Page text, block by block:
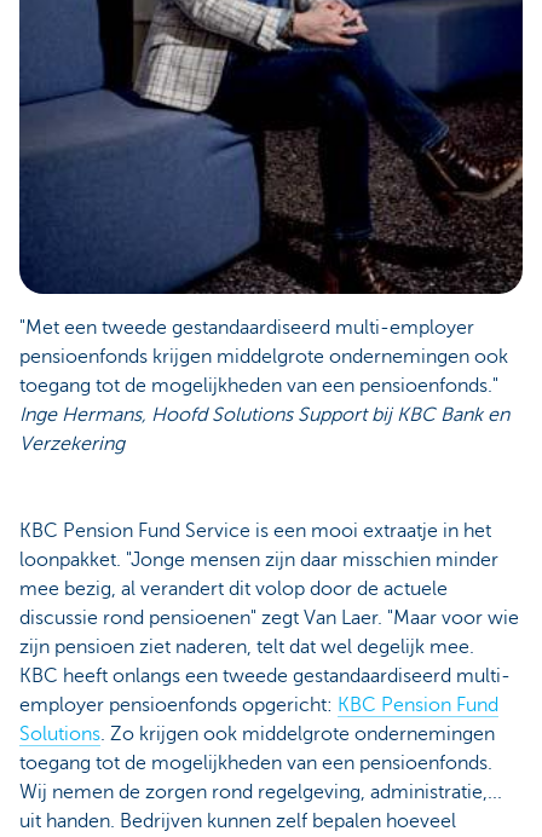
"Met een tweede gestandaardiseerd multi-employer
pensioenfonds krijgen middelgrote ondernemingen ook
toegang tot de mogelijkheden van een pensioenfonds."
Inge Hermans, Hoofd Solutions Support bij KBC Bank en
Verzekering
KBC Pension Fund Service is een mooi extraatje in het
loonpakket. "Jonge mensen zijn daar misschien minder
mee bezig, al verandert dit volop door de actuele
discussie rond pensioenen" zegt Van Laer. "Maar voor wie
zijn pensioen ziet naderen, telt dat wel degelijk mee.
KBC heeft onlangs een tweede gestandaardiseerd multi-
employer pensioenfonds opgericht: KBC Pension Fund
Solutions . Zo krijgen ook middelgrote ondernemingen
toegang tot de mogelijkheden van een pensioenfonds.
Wij nemen de zorgen rond regelgeving, administratie,...
uit handen. Bedrijven kunnen zelf bepalen hoeveel